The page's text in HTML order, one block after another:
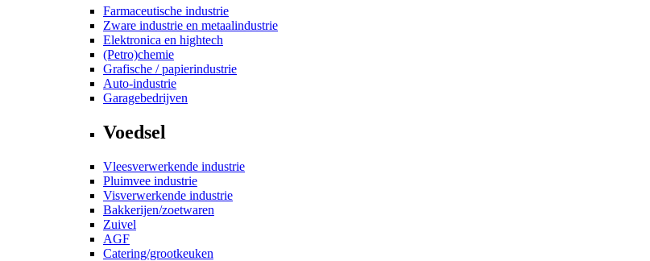
Farmaceutische industrie
Zware industrie en metaalindustrie
Elektronica en hightech
(Petro)chemie
Grafische / papierindustrie
Auto-industrie
Garagebedrijven
Voedsel
Vleesverwerkende industrie
Pluimvee industrie
Visverwerkende industrie
Bakkerijen/zoetwaren
Zuivel
AGF
Catering/grootkeuken